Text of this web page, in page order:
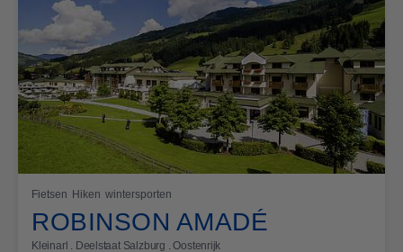
Fietsen Hiken wintersporten
ROBINSON AMADÉ
Kleinarl . Deelstaat Salzburg . Oostenrijk